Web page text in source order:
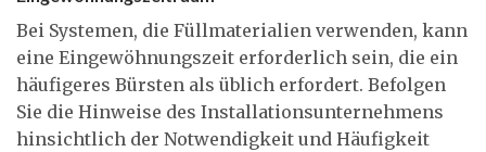
Bei Systemen, die Füllmaterialien verwenden, kann
eine Eingewöhnungszeit erforderlich sein, die ein
häufigeres Bürsten als üblich erfordert. Befolgen
Sie die Hinweise des Installationsunternehmens
hinsichtlich der Notwendigkeit und Häufigkeit